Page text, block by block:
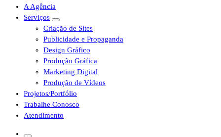
comunicação offline e online, Nossa agência atende empresas da
cidade de Sertãozinho, Ribeirão Preto e todo o Brasil
A Agência
Serviços
Criação de Sites
Publicidade e Propaganda
Design Gráfico
Produção Gráfica
Marketing Digital
Produção de Vídeos
Projetos/Portfólio
Trabalhe Conosco
Atendimento